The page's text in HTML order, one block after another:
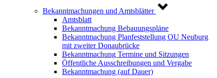
Bekanntmachungen und Amtsblätter
Amtsblatt
Bekanntmachung Bebauungspläne
Bekanntmachung Planfeststellung OU Neuburg
mit zweiter Donaubrücke
Bekanntmachung Termine und Sitzungen
Öffentliche Ausschreibungen und Vergabe
Bekanntmachung (auf Dauer)